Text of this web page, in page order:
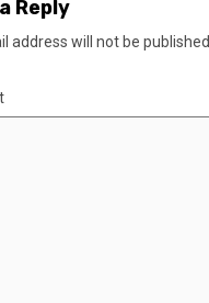
Reply
address will not be published.